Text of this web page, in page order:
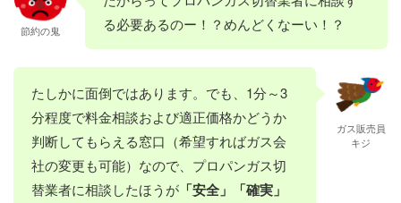
節約の鬼
る必要あるのー！？めんどくなーい！？
たしかに面倒ではあります。でも、1分～3
分程度で料金相談および適正価格かどうか
判断してもらえる窓口（希望すればガス会
社の変更も可能）なので、プロパンガス切
替業者に相談したほうが 「安全」「確実」
ガス販売員
キジ